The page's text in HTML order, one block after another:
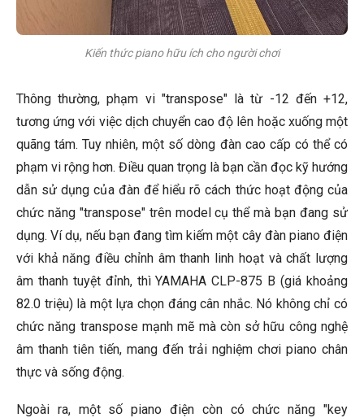
Kiến thức piano hữu ích cho người chơi
Thông thường, phạm vi "transpose" là từ -12 đến +12,
tương ứng với việc dịch chuyển cao độ lên hoặc xuống một
quãng tám. Tuy nhiên, một số dòng đàn cao cấp có thể có
phạm vi rộng hơn. Điều quan trọng là bạn cần đọc kỹ hướng
dẫn sử dụng của đàn để hiểu rõ cách thức hoạt động của
chức năng "transpose" trên model cụ thể mà bạn đang sử
dụng. Ví dụ, nếu bạn đang tìm kiếm một cây đàn piano điện
với khả năng điều chỉnh âm thanh linh hoạt và chất lượng
âm thanh tuyệt đỉnh, thì YAMAHA CLP-875 B (giá khoảng
82.0 triệu) là một lựa chọn đáng cân nhắc. Nó không chỉ có
chức năng transpose mạnh mẽ mà còn sở hữu công nghệ
âm thanh tiên tiến, mang đến trải nghiệm chơi piano chân
thực và sống động.
Ngoài ra, một số piano điện còn có chức năng "key